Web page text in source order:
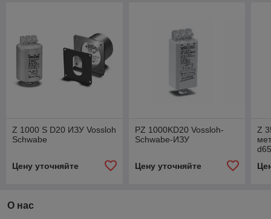
Z 1000 S D20 ИЗУ Vossloh
Schwabe
Цену уточняйте
PZ 1000KD20 Vossloh-
Schwabe-ИЗУ
Цену уточняйте
Z
О нас